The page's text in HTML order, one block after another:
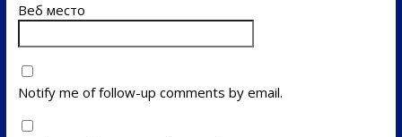
Веб место
Notify me of follow-up comments by email.